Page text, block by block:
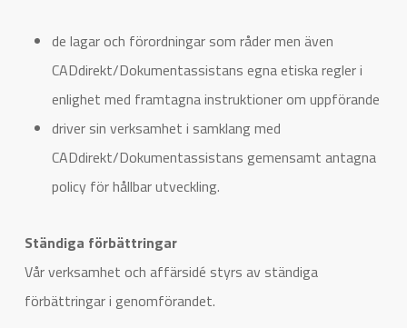
de lagar och förordningar som råder men även
CADdirekt/Dokumentassistans egna etiska regler i
enlighet med framtagna instruktioner om uppförande
driver sin verksamhet i samklang med
CADdirekt/Dokumentassistans gemensamt antagna
policy för hållbar utveckling.
Ständiga förbättringar
Vår verksamhet och affärsidé styrs av ständiga
förbättringar i genomförandet.